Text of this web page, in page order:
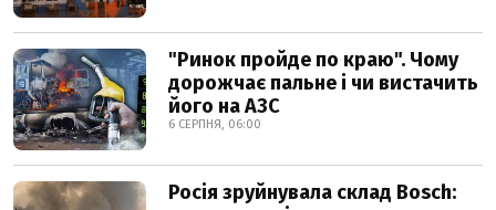
"Ринок пройде по краю". Чому
дорожчає пальне і чи вистачить
його на АЗС
6 СЕРПНЯ, 06:00
Росія зруйнувала склад Bosch: